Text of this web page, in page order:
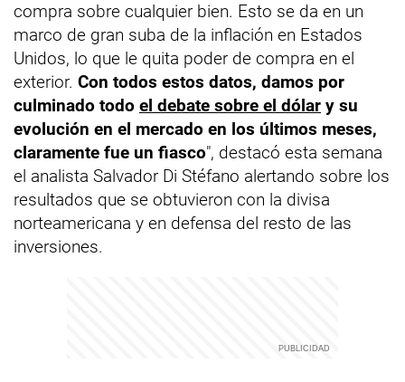
compra sobre cualquier bien. Esto se da en un
marco de gran suba de la inflación en Estados
Unidos, lo que le quita poder de compra en el
exterior. Con todos estos datos, damos por
culminado todo el debate sobre el dólar y su
evolución en el mercado en los últimos meses,
claramente fue un fiasco", destacó esta semana
el analista Salvador Di Stéfano alertando sobre los
resultados que se obtuvieron con la divisa
norteamericana y en defensa del resto de las
inversiones.